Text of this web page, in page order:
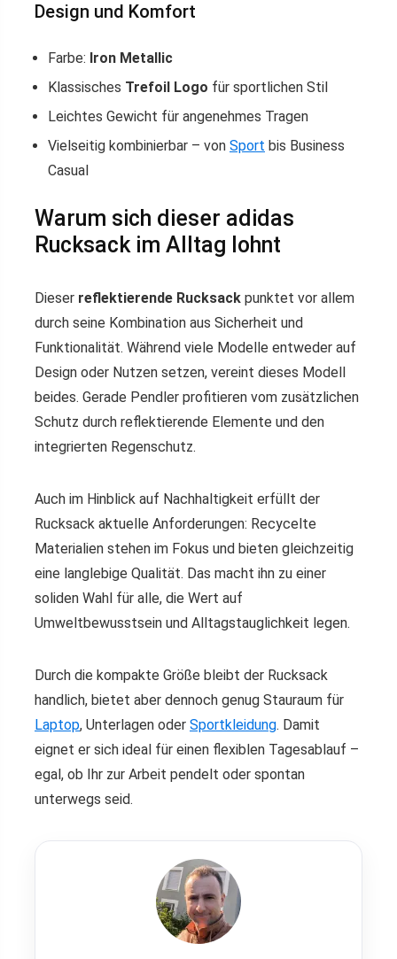
Design und Komfort
Farbe: Iron Metallic
Klassisches Trefoil Logo für sportlichen Stil
Leichtes Gewicht für angenehmes Tragen
Vielseitig kombinierbar – von Sport bis Business
Casual
Warum sich dieser adidas
Rucksack im Alltag lohnt
Dieser reflektierende Rucksack punktet vor allem
durch seine Kombination aus Sicherheit und
Funktionalität. Während viele Modelle entweder auf
Design oder Nutzen setzen, vereint dieses Modell
beides. Gerade Pendler profitieren vom zusätzlichen
Schutz durch reflektierende Elemente und den
integrierten Regenschutz.
Auch im Hinblick auf Nachhaltigkeit erfüllt der
Rucksack aktuelle Anforderungen: Recycelte
Materialien stehen im Fokus und bieten gleichzeitig
eine langlebige Qualität. Das macht ihn zu einer
soliden Wahl für alle, die Wert auf
Umweltbewusstsein und Alltagstauglichkeit legen.
Durch die kompakte Größe bleibt der Rucksack
handlich, bietet aber dennoch genug Stauraum für
Laptop, Unterlagen oder Sportkleidung. Damit
eignet er sich ideal für einen flexiblen Tagesablauf –
egal, ob Ihr zur Arbeit pendelt oder spontan
unterwegs seid.